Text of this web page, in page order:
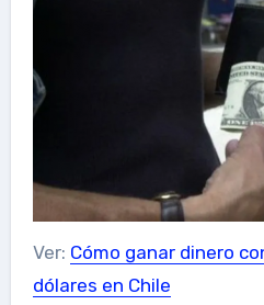
Ver: Cómo ganar dinero
dólares en Chile